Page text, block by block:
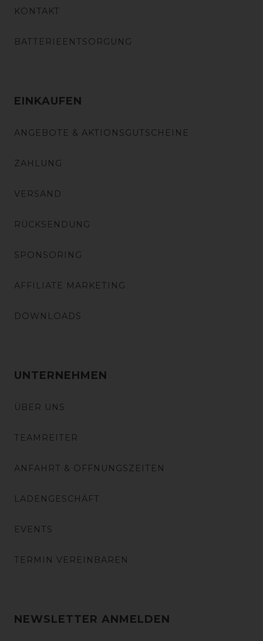
KONTAKT
BATTERIEENTSORGUNG
EINKAUFEN
ANGEBOTE & AKTIONSGUTSCHEINE
ZAHLUNG
VERSAND
RÜCKSENDUNG
SPONSORING
AFFILIATE MARKETING
DOWNLOADS
UNTERNEHMEN
ÜBER UNS
TEAMREITER
ANFAHRT & ÖFFNUNGSZEITEN
LADENGESCHÄFT
EVENTS
TERMIN VEREINBAREN
NEWSLETTER ANMELDEN